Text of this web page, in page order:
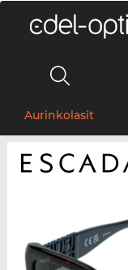
Aurinkolasit